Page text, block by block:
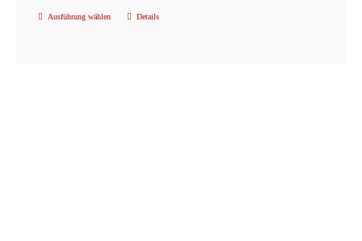
Ausführung wählen
Dieses
Details